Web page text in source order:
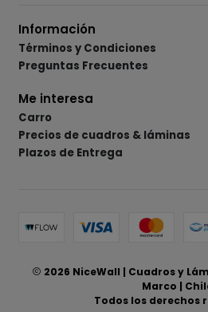
Información
Términos y Condiciones
Preguntas Frecuentes
Me interesa
Carro
Precios de cuadros & láminas
Plazos de Entrega
2026 NiceWall | Cuadros y
Marco |
Todos los derechos